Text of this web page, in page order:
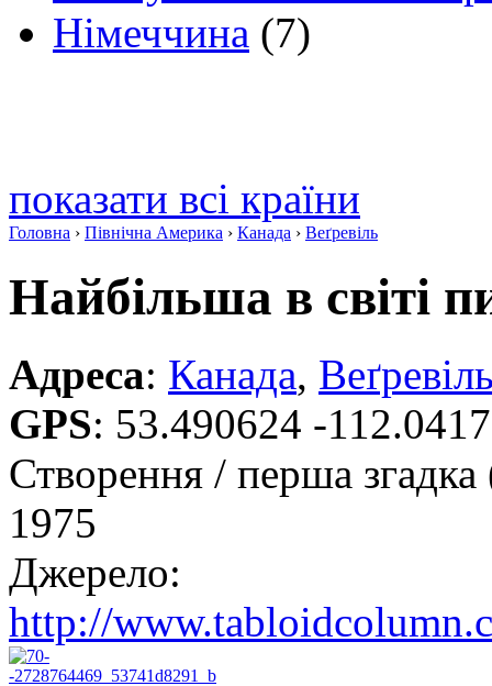
Німеччина (7)
показати всі країни
Головна › Північна Америка › Канада › Веґревіль
Найбільша в світі
Адреса: Канада,
GPS: 53.490624 -
Створення / перша
1975
Джерело:
http://